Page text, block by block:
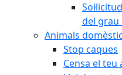
del grau
Animals
Stop caques
Censa el teu